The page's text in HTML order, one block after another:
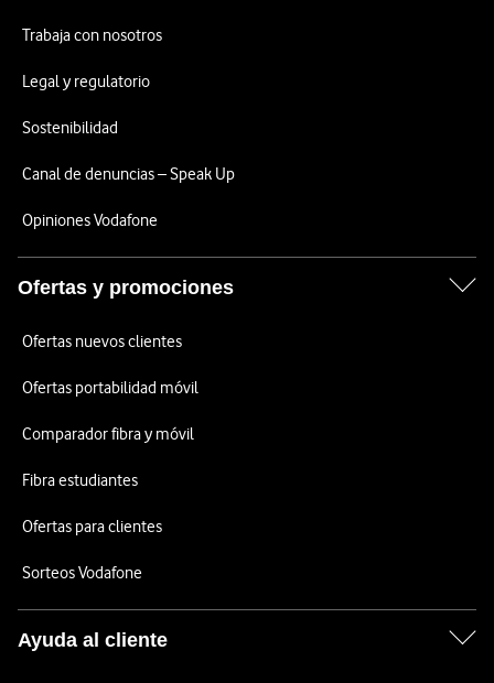
Trabaja con nosotros
Legal y regulatorio
Sostenibilidad
Canal de denuncias – Speak Up
Opiniones Vodafone
Ofertas y promociones
Ofertas nuevos clientes
Ofertas portabilidad móvil
Comparador fibra y móvil
Fibra estudiantes
Ofertas para clientes
Sorteos Vodafone
Ayuda al cliente